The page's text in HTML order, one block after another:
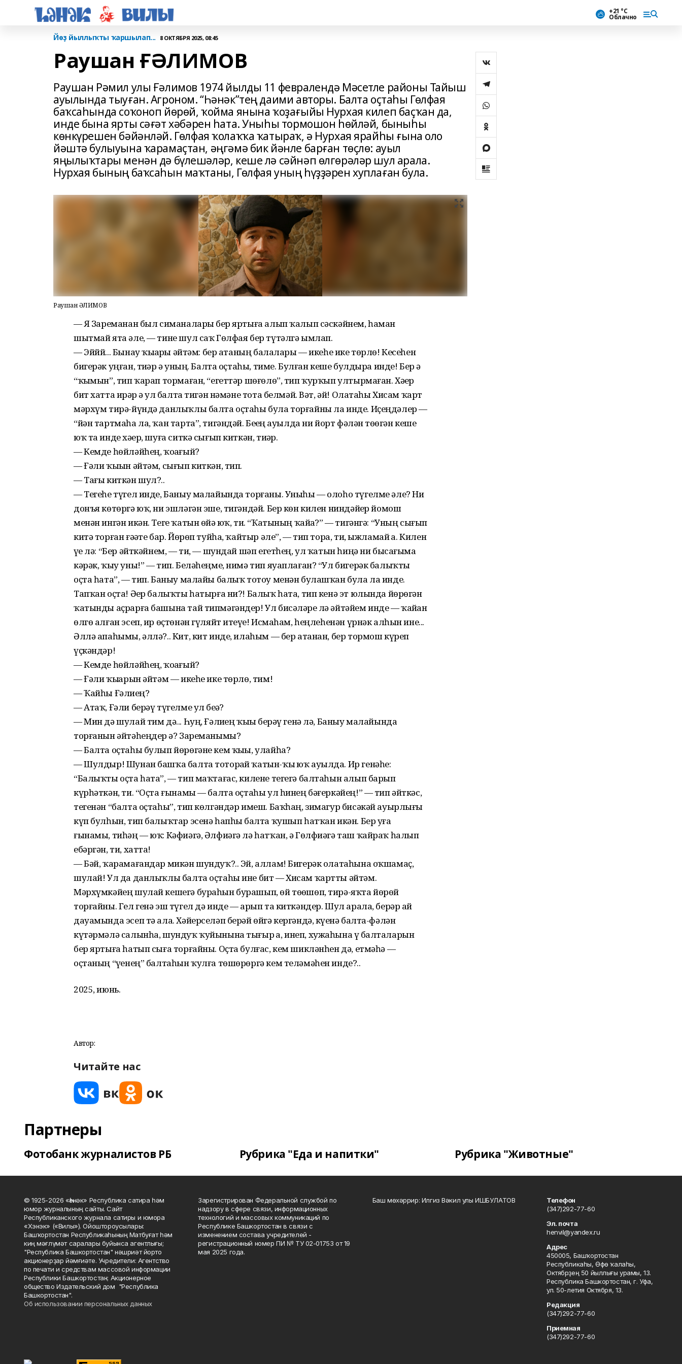
+21 °С
Облачно
Йөҙ йыллыҡты ҡаршылап... 8 ОКТЯБРЯ 2025, 08:45
Раушан ҒӘЛИМОВ
Раушан Рәмил улы Ғәлимов 1974 йылды 11 февралендә Мәсетле районы Тайыш
ауылында тыуған. Агроном. “Һәнәк”тең даими авторы. Балта оҫтаһы Гөлфая
баҡсаһында соҡоноп йөрөй, ҡойма янына ҡоҙағыйы Нурхая килеп баҫҡан да,
инде бына ярты сәғәт хәбәрен һата. Уныһы тормошон һөйләй, быныһы
көнкүрешен бәйәнләй. Гөлфая ҡолаҡҡа ҡатыраҡ, ә Нурхая ярайһы ғына оло
йәштә булыуына ҡарамаҫтан, әңгәмә бик йәнле барған төҫлө: ауыл
яңылыҡтары менән дә бүлешәләр, кеше лә сәйнәп өлгөрәләр шул арала.
Нурхая бының баҡсаһын маҡтаны, Гөлфая уның һүҙҙәрен хуплаған була.
Раушан ҒӘЛИМОВ
— Яҙ Зареманан был симаналарҙы бер яртыға алып ҡалып сәскәйнем, һаман
шытмай ята әле, — тине шул саҡ Гөлфая бер түтәлгә ымлап.
— Эййй... Бынау ҡыҙҙарҙы әйтәм: бер атаның балалары — икеһе ике төрлө! Кесеһен
бигерәк уңған, тиҙәр ҙә уның. Балта оҫтаһы, тиме. Булған кеше булдыра инде! Бер ҙә
“ҡыҙмын”, тип ҡарап тормаған, “егеттәр шөғөлө”, тип ҡурҡып ултырмаған. Хәҙер
бит хатта ирҙәр ҙә ул балта тигән нәмәне тота белмәй. Вәт, әй! Олатаһы Хисам ҡарт
мәрхүм тирә-йүндә данлыҡлы балта оҫтаһы була торғайны ла инде. Иҫеңдәлер —
“йән тартмаһа ла, ҡан тарта”, тигәндәй. Беҙҙең ауылда ни йорт фәлән төҙөгән кеше
юҡ та инде хәҙер, шуға ситкә сығып киткән, тиҙәр.
— Кемде һөйләйһең, ҡоҙағый?
— Ғәли ҡыҙын әйтәм, сығып киткән, тип.
— Тағы киткән шул?..
— Тегеһе түгел инде, Баныу малайында торғаны. Уныһы — олоһо түгелме әле? Ни
донъя көтөргә юҡ, ни эшләгән эше, тигәндәй. Бер көн килен ниндәйҙер йомош
менән ингән икән. Теге ҡатын өйҙә юҡ, ти. “Ҡатының ҡайҙа?” — тигәнгә: “Уның сығып
китә торған ғәҙәте бар. Йөрөп туйһа, ҡайтыр әле”, — тип тора, ти, ыжламай ҙа. Килен
үҙе лә: “Бер әйткәйнем, — ти, — шундай шәп егетһең, ул ҡатын һиңә ни бысағыма
кәрәк, ҡыу уны!” — тип. Беләһеңме, нимә тип яуаплаған? “Ул бигерәк балыҡты
оҫта һата”, — тип. Баныу малайы балыҡ тотоу менән булашҡан була ла инде.
Тапҡан оҫта! Әҙер балыҡты һатырға ни?! Балыҡ һата, тип кенә эт юлында йөрөгән
ҡатынды аҫрарға башына тай типмәгәндер! Ул бисәләрҙе лә әйтәйем инде — ҡайҙан
өлгө алған эсеп, ир өҫтөнән гүляйт итеүҙе! Исмаһам, һеңлеһенән үрнәк алһын ине...
Әллә апаһымы, әллә?.. Кит, кит инде, илаһым — бер атанан, бер тормош күреп
үҫкәндәр!
— Кемде һөйләйһең, ҡоҙағый?
— Ғәли ҡыҙҙарын әйтәм — икеһе ике төрлө, тим!
— Ҡайһы Ғәлиҙең?
— Атаҡ, Ғәли берәү түгелме ул беҙҙә?
— Мин дә шулай тим дә... Һуң, Ғәлиҙең ҡыҙы берәү генә лә, Баныу малайында
торғанын әйтәһеңдер ҙә? Зареманымы?
— Балта оҫтаһы булып йөрөгәне кем ҡыҙы, улайһа?
— Шулдыр! Шунан башҡа балта тоторҙай ҡатын-ҡыҙ юҡ ауылда. Ир генәһе:
“Балыҡты оҫта һата”, — тип маҡтағас, килене тегегә балтаһын алып барып
күрһәткән, ти. “Оҫта ғынамы — балта оҫтаһы ул һинең бәғеркәйең!” — тип әйткәс,
тегенән “балта оҫтаһы”, тип көлгәндәр имеш. Баҡһаң, зимагур бисәкәй ауырлығы
күп булһын, тип балыҡтар эсенә һапһыҙ балта ҡушып һатҡан икән. Бер уға
ғынамы, тиһәң — юҡ: Кәфиәгә, Әлфиәгә лә һатҡан, ә Гөлфиәгә таш ҡайраҡ һалып
ебәргән, ти, хатта!
— Бәй, ҡарамағандар микән шундуҡ?.. Эй, аллам! Бигерәк олатаһына оҡшамаҫ,
шулай! Ул да данлыҡлы балта оҫтаһы ине бит — Хисам ҡартты әйтәм.
Мәрхүмкәйең шулай кешегә бураһын бурашып, өй төҙөшөп, тирә-яҡта йөрөй
торғайны. Гел генә эш түгел дә инде — арып та киткәндер. Шул арала, берәр ай
дауамында эсеп тә ала. Хәйерселәп берәй өйгә кергәндә, күҙенә балта-фәлән
күтәрмәлә салынһа, шундуҡ ҡуйынына тығыр ҙа, инеп, хужаһына үҙ балталарын
бер яртыға һатып сыға торғайны. Оҫта булғас, кем шикләнһен дә, етмәһә —
оҫтаның “үҙенең” балтаһын ҡулға төшөрөргә кем теләмәһен инде?..
2025, июнь.
Автор:
Читайте нас
Партнеры
Фотобанк журналистов РБ Рубрика "Еда и напитки" Рубрика "Животные"
© 1925-2026 «Һәнәк» Республика сатира һәм
юмор журналының сайты. Сайт
Республиканского журнала сатиры и юмора
«Хэнэк» («Вилы»). Ойоштороусылары:
Башҡортостан Республикаһының Матбуғат һәм
киң мәғлүмәт саралары буйынса агентлығы;
"Республика Башкортостан" нәшриәт йорто
акционерҙар йәмғиәте. Учредители: Агентство
по печати и средствам массовой информации
Республики Башкортостан; Акционерное
общество Издательский дом "Республика
Башкортостан".
Об использовании персональных данных
Зарегистрирован Федеральной службой по
надзору в сфере связи, информационных
технологий и массовых коммуникаций по
Республике Башкортостан в связи с
изменением состава учредителей -
регистрационный номер ПИ № ТУ 02-01753 от 19
мая 2025 года.
Баш мөхәррир: Илгиз Вәкил улы ИШБУЛАТОВ
Телефон
(347)292-77-60
Эл. почта
henvil@yandex.ru
Адрес
450005, Башҡортостан
Республикаһы, Өфө ҡалаһы,
Октябрҙең 50 йыллығы урамы, 13.
Республика Башкортостан, г. Уфа,
ул. 50-летия Октября, 13.
Редакция
(347)292-77-60
Приемная
(347)292-77-60